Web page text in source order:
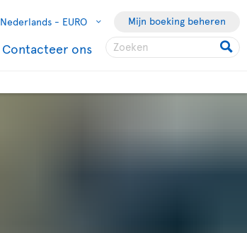
Nederlands - EURO Mijn boeking beheren
Contacteer ons